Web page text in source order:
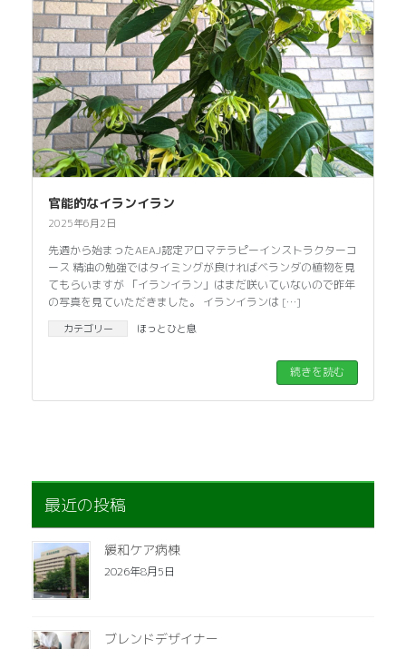
官能的なイランイラン
2025年6月2日
先週から始まったAEAJ認定アロマテラピーインストラクターコ
ース 精油の勉強ではタイミングが良ければベランダの植物を見
てもらいますが 「イランイラン」はまだ咲いていないので昨年
の写真を見ていただきました。 イランイランは […]
カテゴリー ほっとひと息
続きを読む
最近の投稿
緩和ケア病棟
2026年8月5日
ブレンドデザイナー